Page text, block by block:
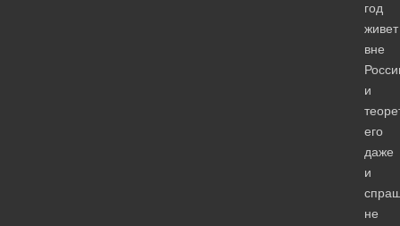
год
живет
вне
и
его
даже
и
не